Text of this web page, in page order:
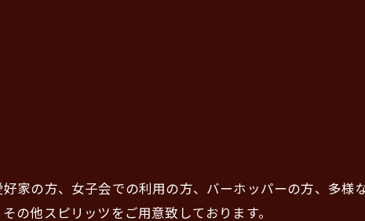
家の方、女子会での利用の方、バーホッパーの方、多様
の他スピリッツをご用意致しております。